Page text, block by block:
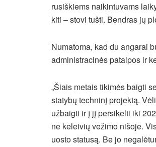
rusiškiems naikintuvams
kiti – stovi tušti. Bendras jų
Numatoma, kad du angarai
administracinės patalpos ir
„Šiais metais tikimės baigti
statybų techninį projektą.
užbaigti ir į jį persikelti iki
ne keleivių vežimo nišoje.
uosto statusą. Be jo